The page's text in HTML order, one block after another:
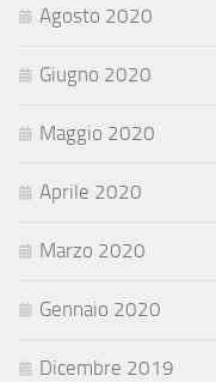
Agosto 2020
Giugno 2020
Maggio 2020
Aprile 2020
Marzo 2020
Gennaio 2020
Dicembre 2019